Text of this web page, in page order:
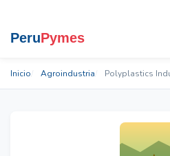
Inicio Agroindustria Polyplastics